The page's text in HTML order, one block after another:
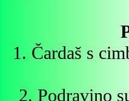
1. Čardaš s
2. Podravino